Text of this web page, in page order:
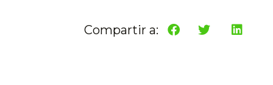
Compartir a: